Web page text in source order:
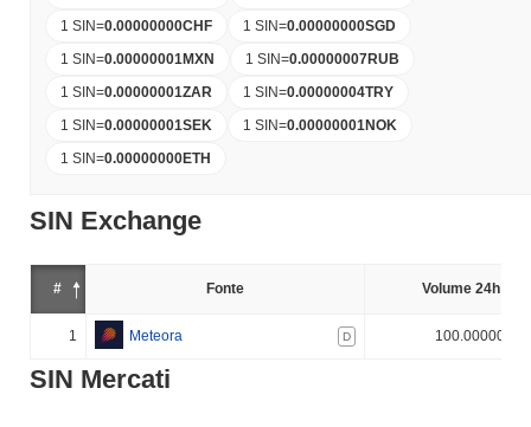
1 SIN=0.00000000CHF 1 SIN=0.00000000SGD
1 SIN=0.00000001MXN 1 SIN=0.00000007RUB
1 SIN=0.00000001ZAR 1 SIN=0.00000004TRY
1 SIN=0.00000001SEK 1 SIN=0.00000001NOK
1 SIN=0.00000000ETH
SIN Exchange
# Fonte Volume 24h (%)
1 Meteora D 100.000000%
SIN Mercati